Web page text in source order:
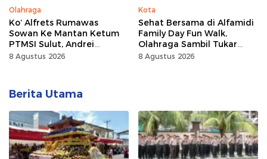
Olahraga
Ko’ Alfrets Rumawas
Sowan Ke Mantan Ketum
PTMSI Sulut, Andrei
Angouw
8 Agustus 2026
Kota
Sehat Bersama di Alfamidi
Family Day Fun Walk,
Olahraga Sambil Tukar
Sampah Demi Jaga Bumi
8 Agustus 2026
Berita Utama